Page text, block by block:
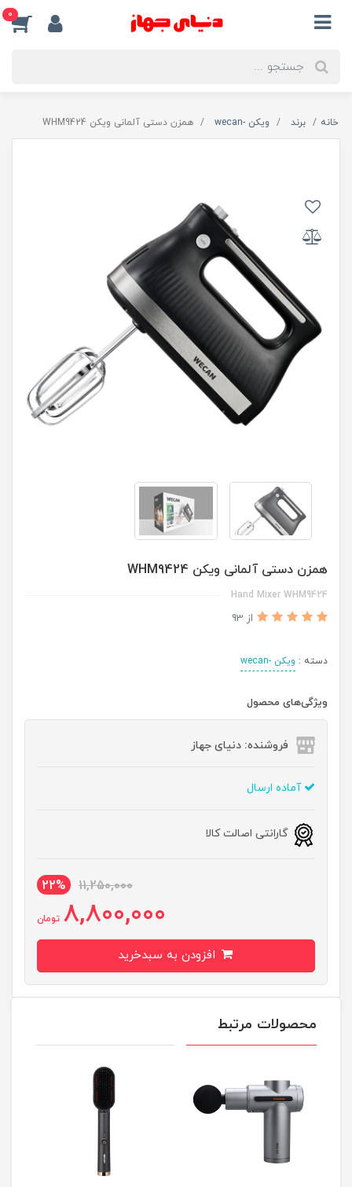
0
خانه برند ویکن -wecan همزن دستی آلمانی ویکن WHM9424
همزن دستی آلمانی ویکن WHM9424
Hand Mixer WHM9424
از 93
دسته : ویکن -wecan
ویژگی‌های محصول
فروشنده: دنیای جهاز
آماده ارسال
گارانتی اصالت کالا
11,250,000
22%
8,800,000 تومان
محصولات مرتبط